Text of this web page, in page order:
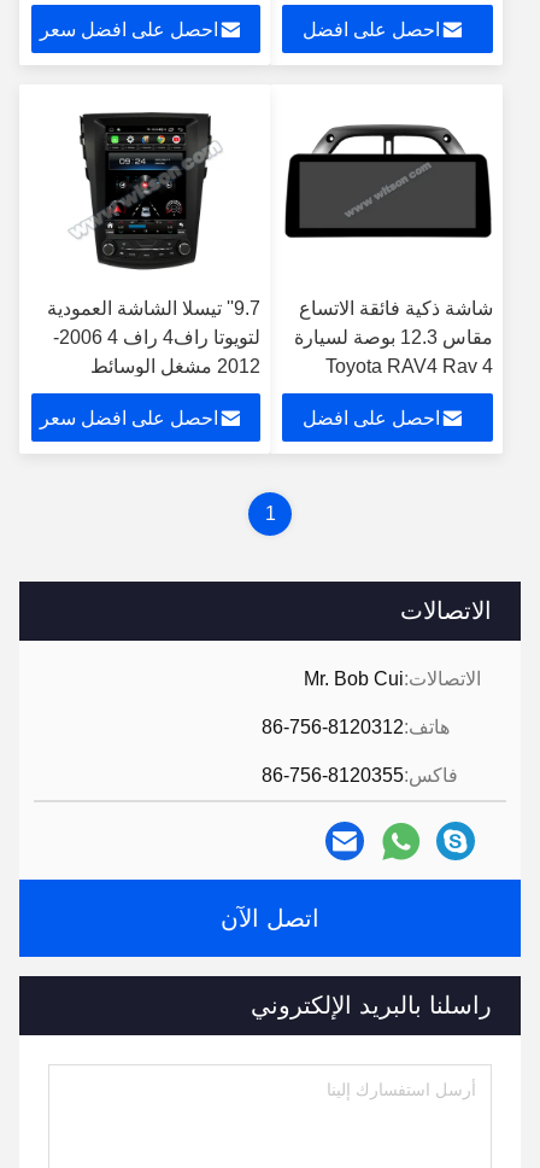
الاتصالات
الاتصالات:Mr. Bob Cui
هاتف:86-756-8120312
فاكس:86-756-8120355
اتصل الآن
راسلنا بالبريد الإلكتروني
2006-2012 نظام تشغيل
أندرويد DVD ونظام تحديد
المواقع ستيريو الوسائط
احصل على افضل
الوسائط ستيريو
احصل على افضل سعر
شاشة ذكية فائقة الاتساع
مقاس 12.3 بوصة لسيارة
Toyota RAV4 Rav 4
2001-2006 ستيريو فيديو
للسيارة يعمل باللمس
والوسائط المتعددة
احصل على افضل
9.7'' تيسلا الشاشة العمودية
لتويوتا راف4 راف 4 2006-
2012 مشغل الوسائط
المتعددة للسيارات
احصل على افضل سعر
1